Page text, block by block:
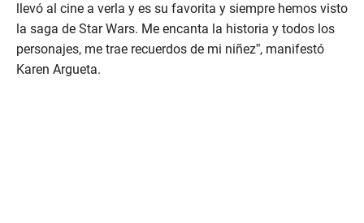
c
n
d
s
llevó al cine a verla y es su favorita y siempre hemos visto
la saga de Star Wars. Me encanta la historia y todos los
personajes, me trae recuerdos de mi niñez”, manifestó
Karen Argueta.